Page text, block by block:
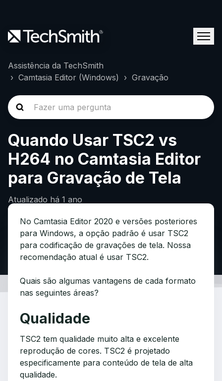
Assistência da TechSmith
Camtasia Editor (Windows)
Gravação
Quando Usar TSC2 vs
H264 no Camtasia Editor
para Gravação de Tela
Atualizado há 1 ano
No Camtasia Editor 2020 e versões posteriores
para Windows, a opção padrão é usar TSC2
para codificação de gravações de tela. Nossa
recomendação atual é usar TSC2.
Quais são algumas vantagens de cada formato
nas seguintes áreas?
Qualidade
TSC2 tem qualidade muito alta e excelente
reprodução de cores. TSC2 é projetado
especificamente para conteúdo de tela de alta
qualidade.